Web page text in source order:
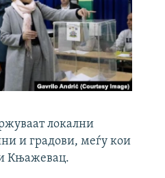
локални
и градови, меѓу кои
Књажевац.